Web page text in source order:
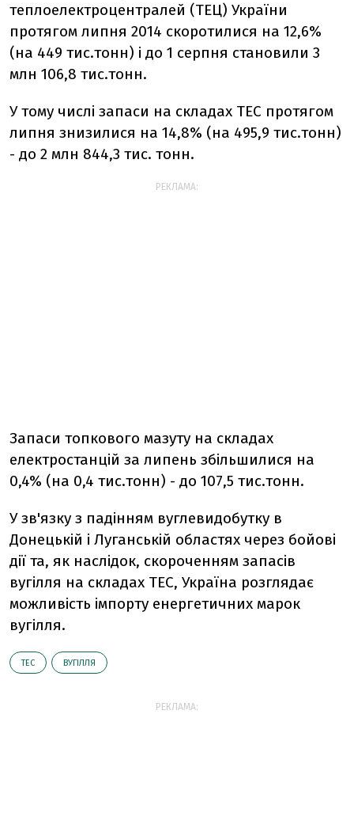
теплоелектроцентралей (ТЕЦ) України
протягом липня 2014 скоротилися на 12,6%
(на 449 тис.тонн) і до 1 серпня становили 3
млн 106,8 тис.тонн.
У тому числі запаси на складах ТЕС протягом
липня знизилися на 14,8% (на 495,9 тис.тонн)
- до 2 млн 844,3 тис. тонн.
РЕКЛАМА:
Запаси топкового мазуту на складах
електростанцій за липень збільшилися на
0,4% (на 0,4 тис.тонн) - до 107,5 тис.тонн.
У зв'язку з падінням вуглевидобутку в
Донецькій і Луганській областях через бойові
дії та, як наслідок, скороченням запасів
вугілля на складах ТЕС, Україна розглядає
можливість імпорту енергетичних марок
вугілля.
ТЕС ВУГІЛЛЯ
РЕКЛАМА: